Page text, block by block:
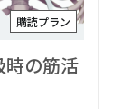
購読プラン
の筋活